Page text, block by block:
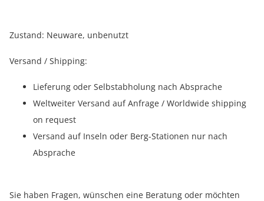
Zustand: Neuware, unbenutzt
Versand / Shipping:
Lieferung oder Selbstabholung nach Absprache
Weltweiter Versand auf Anfrage / Worldwide shipping
on request
Versand auf Inseln oder Berg-Stationen nur nach
Absprache
Sie haben Fragen, wünschen eine Beratung oder möchten